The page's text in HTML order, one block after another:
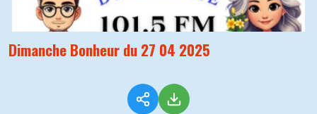
Dimanche Bonheur du 27 04 2025